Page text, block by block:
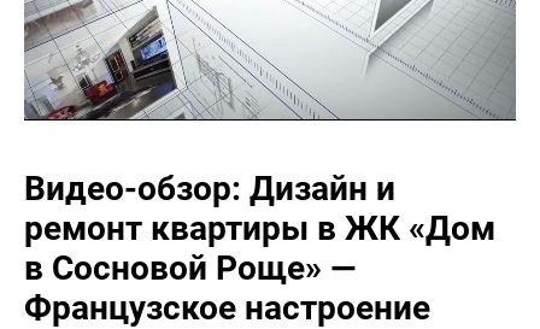
Видео-обзор: Дизайн и
ремонт квартиры в ЖК «Дом
в Сосновой Роще» —
Французское настроение